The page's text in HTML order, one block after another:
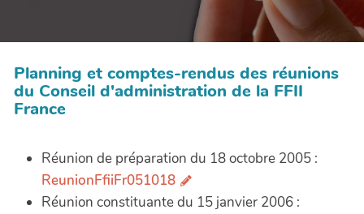
c
h
e
r
Planning et comptes-rendus des réunions
du Conseil d'administration de la FFII
France
Réunion de préparation du 18 octobre 2005 :
ReunionFfiiFr051018
Réunion constituante du 15 janvier 2006 :